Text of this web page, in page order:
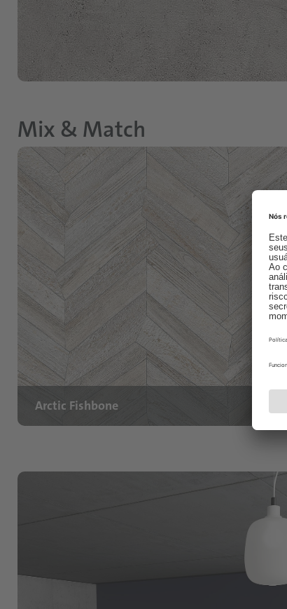
Mix & Match
Arctic Fishbone